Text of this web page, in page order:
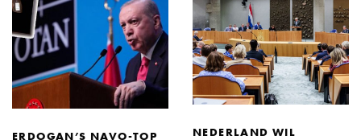
ERDOGAN’S NAVO-TOP
NEDERLAND WIL